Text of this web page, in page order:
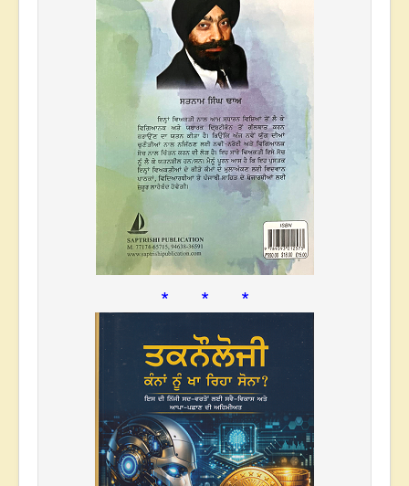
* * *